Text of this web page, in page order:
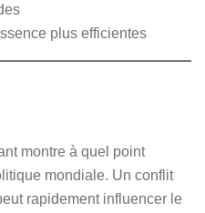
plus efficientes
montre à quel point
mondiale. Un conflit
rapidement influencer le